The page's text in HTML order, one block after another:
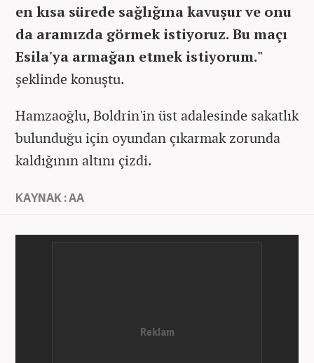
en kısa sürede sağlığına kavuşur ve onu
da aramızda görmek istiyoruz. Bu maçı
Esila'ya armağan etmek istiyorum."
şeklinde konuştu.
Hamzaoğlu, Boldrin'in üst adalesinde sakatlık
bulunduğu için oyundan çıkarmak zorunda
kaldığının altını çizdi.
KAYNAK : AA